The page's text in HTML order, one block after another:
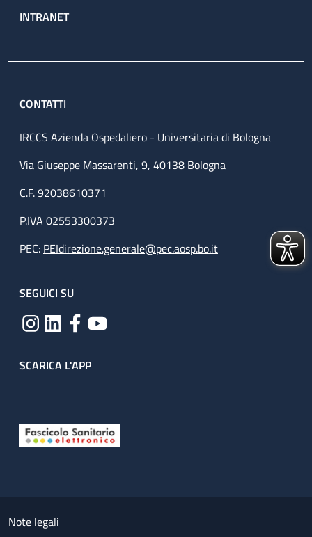
INTRANET
CONTATTI
IRCCS Azienda Ospedaliero - Universitaria di Bologna
Via Giuseppe Massarenti, 9, 40138 Bologna
C.F. 92038610371
P.IVA 02553300373
PEC: PEIdirezione.generale@pec.aosp.bo.it
SEGUICI SU
SCARICA L'APP
Small prints
Note legali